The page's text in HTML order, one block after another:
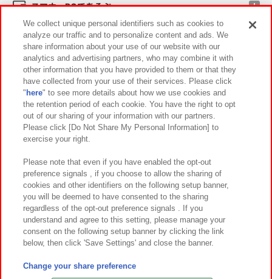
スマホ・PCであそぶ
イベント・キャンペーン
関連会社 サステナビリティ サイトポリシー
プライバシーポリシー ウェブアクセシビリティ方針と検証結果
お取引先さまとともに
カスタマーハラスメント対応方針 よくあるご質問・お問い合わせ
©Bandai Namco Amusement Inc.
©Bandai Namco Amusement Lab Inc.
We collect unique personal identifiers such as cookies to
analyze our traffic and to personalize content and ads. We
share information about your use of our website with our
analytics and advertising partners, who may combine it with
other information that you have provided to them or that they
have collected from your use of their services. Please click
" here" to see more details about how we use cookies and
the retention period of each cookie. You have the right to opt
out of our sharing of your information with our partners.
Please click [Do Not Share My Personal Information] to
exercise your right.
Please note that even if you have enabled the opt-out
preference signals , if you choose to allow the sharing of
cookies and other identifiers on the following setup banner,
you will be deemed to have consented to the sharing
regardless of the opt-out preference signals . If you
understand and agree to this setting, please manage your
consent on the following setup banner by clicking the link
below, then click 'Save Settings' and close the banner.
Change your share preference